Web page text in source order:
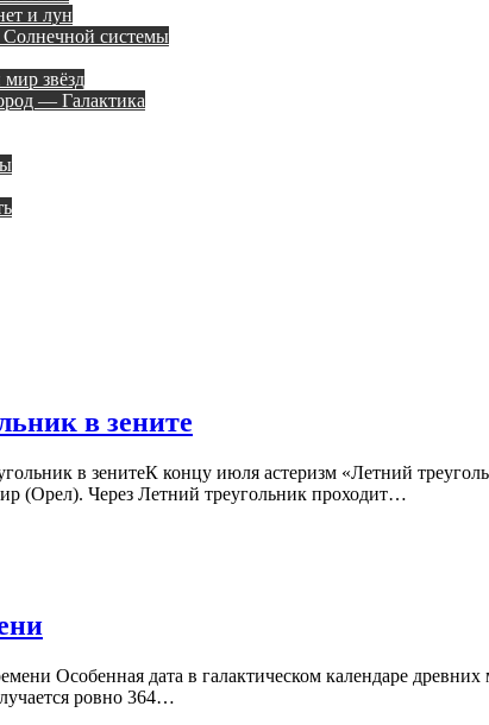
и лун
системы
звёзд
— Галактика
в зените
в зенитеК концу июля астеризм «Летний
(Орел). Через Летний треугольник проходит…
Особенная дата в галактическом календаре
ровно 364…